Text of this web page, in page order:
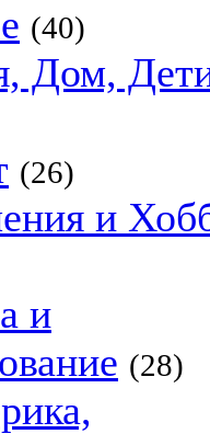
(40)
Дом,
(26)
и
и
(28)